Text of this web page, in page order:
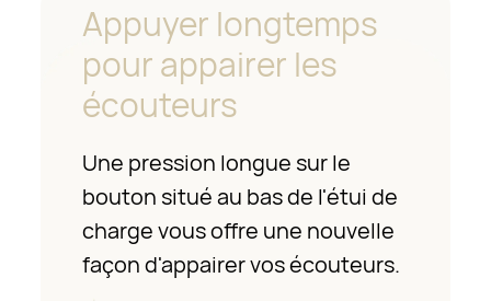
Appuyer longtemps
pour appairer les
écouteurs
Une pression longue sur le
bouton situé au bas de l'étui de
charge vous offre une nouvelle
façon d'appairer vos écouteurs.